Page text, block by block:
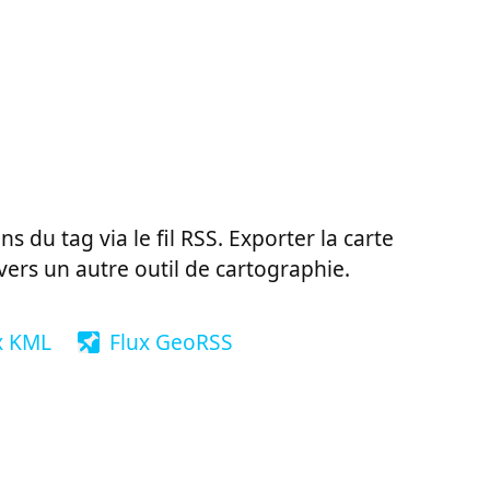
du tag via le fil RSS. Exporter la carte
un autre outil de cartographie.
KML Flux GeoRSS